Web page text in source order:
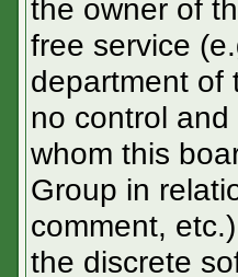
the owner of
free service
department of
no control
whom this
Group in
comment,
the discrete